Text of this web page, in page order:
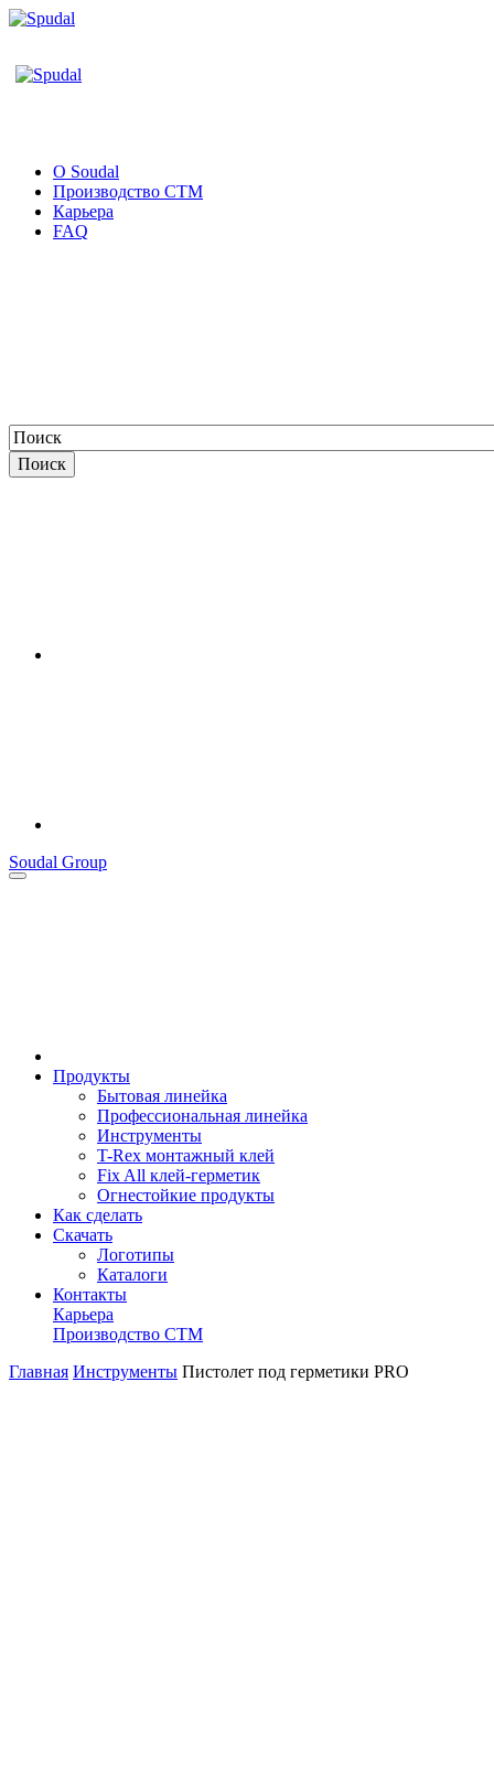
О Soudal
Производство СТМ
Карьера
FAQ
Soudal Group
Продукты
Бытовая линейка
Профессиональная линейка
Инструменты
T-Rex монтажный клей
Fix All клей-герметик
Огнестойкие продукты
Как сделать
Скачать
Логотипы
Каталоги
Контакты
Карьера
Производство СТМ
Главная Инструменты Пистолет под герметики PRO